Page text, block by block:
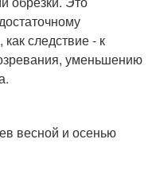
следствие - к
уменьшению
весной и осенью